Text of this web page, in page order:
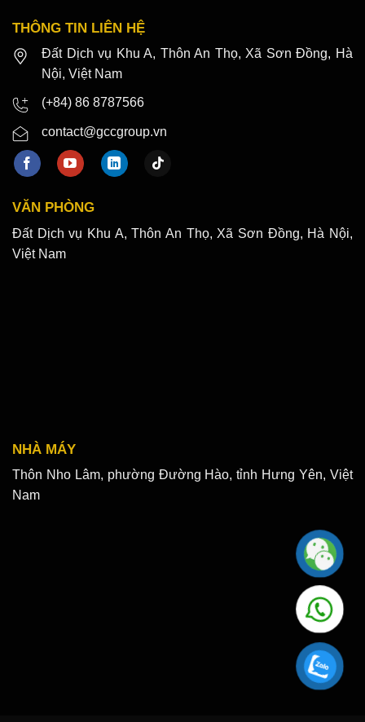
THÔNG TIN LIÊN HỆ
Đất Dịch vụ Khu A, Thôn An Thọ, Xã Sơn Đồng, Hà
Nội, Việt Nam
(+84) 86 8787566
contact@gccgroup.vn
VĂN PHÒNG
Đất Dịch vụ Khu A, Thôn An Thọ, Xã Sơn Đồng, Hà Nội,
Việt Nam
NHÀ MÁY
Thôn Nho Lâm, phường Đường Hào, tỉnh Hưng Yên, Việt
Nam